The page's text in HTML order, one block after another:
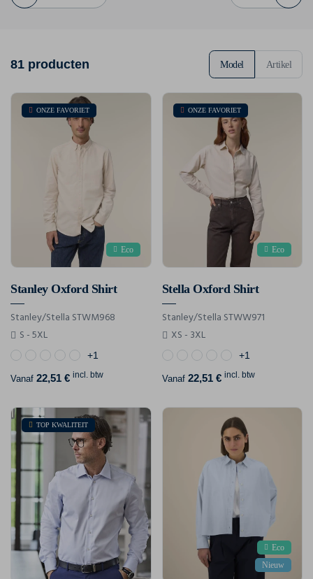
81 producten Model Artikel
ONZE FAVORIET
Eco
Stanley Oxford Shirt
Stanley/Stella STWM968
S - 5XL
+1
Vanaf 22,51 € incl. btw
ONZE FAVORIET
Eco
Stella Oxford Shirt
Stanley/Stella STWW971
XS - 3XL
+1
Vanaf 22,51 € incl. btw
TOP KWALITEIT
Eco
Nieuw